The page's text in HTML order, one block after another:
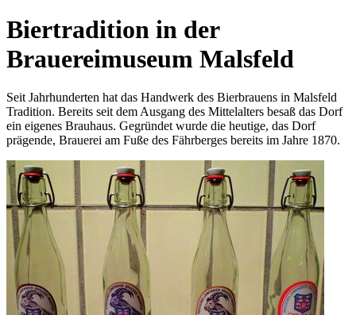
Biertradition in der
Brauereimuseum Malsfeld
Seit Jahrhunderten hat das Handwerk des Bierbrauens in Malsfeld
Tradition. Bereits seit dem Ausgang des Mittelalters besaß das Dorf
ein eigenes Brauhaus. Gegründet wurde die heutige, das Dorf
prägende, Brauerei am Fuße des Fährberges bereits im Jahre 1870.